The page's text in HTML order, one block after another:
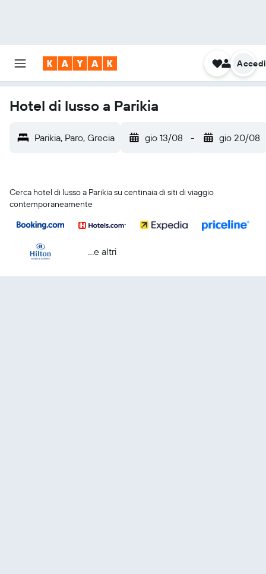
Accedi
Hotel di lusso a Parikia
Parikia, Paro, Grecia gio 13/08 - gio 20/08
Cerca hotel di lusso a Parikia su centinaia di siti di viaggio
contemporaneamente
...e altri